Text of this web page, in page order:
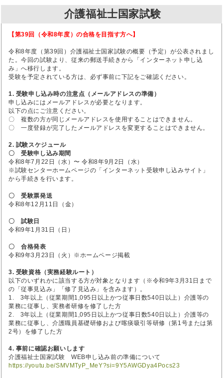
介護福祉士国家試験
【第39回（令和8年度）の合格を目指す方へ】
令和8年度（第39回）介護福祉士国家試験の概要（予定）が公表されまし
た。今回の試験より、従来の郵送手続きから「インターネット申し込
み」へ移行します。
受験を予定されている方は、必ず事前に下記をご確認ください。
1. 受験申し込み時の注意点（メールアドレスの準備）
申し込みにはメールアドレスが必要となります。
以下の点にご注意ください。
〇 複数の方が同じメールアドレスを使用することはできません。
〇 一度登録が完了したメールアドレスを変更することはできません。
2. 試験スケジュール
〇 受験申し込み期間
令和8年7月22日（水）〜 令和8年9月2日（水）
※試験センターホームページの「インターネット受験申し込みサイト」
から手続きを行います。
〇 受験票発送
令和8年12月11日（金）
〇 試験日
令和9年1月31日（日）
〇 合格発表
令和9年3月23日（火）※ホームページ掲載
3. 受験資格（実務経験ルート）
以下のいずれかに該当する方が対象となります（※令和9年3月31日まで
の「従事見込み」「修了見込み」を含みます）。
1. 3年以上（従業期間1,095日以上かつ従事日数540日以上）介護等の
業務に従事し、実務者研修を修了した方
2. 3年以上（従業期間1,095日以上かつ従事日数540日以上）介護等の
業務に従事し、介護職員基礎研修および喀痰吸引等研修（第1号または第
2号）を修了した方
4. 事前に確認お願いします
介護福祉士国家試験 WEB申し込み前の準備について
https://youtu.be/SMVMTyP_MeY?si=9Y5AWGDya4Pocs23